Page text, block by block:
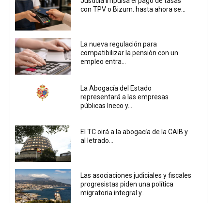
con TPV o Bizum: hasta ahora se...
La nueva regulación para
compatibilizar la pensión con un
empleo entra...
La Abogacía del Estado
representará a las empresas
públicas Ineco y...
El TC oirá a la abogacía de la CAIB y
al letrado...
Las asociaciones judiciales y fiscales
progresistas piden una política
migratoria integral y...